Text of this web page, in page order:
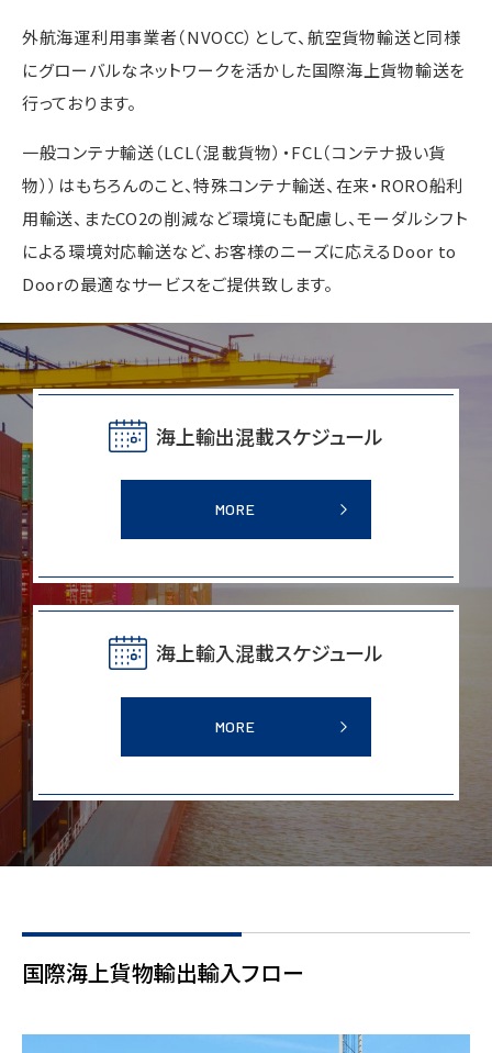
外航海運利用事業者（NVOCC）として、航空貨物輸送と同様
にグローバルなネットワークを活かした国際海上貨物輸送を
行っております。
一般コンテナ輸送（LCL（混載貨物）・FCL（コンテナ扱い貨
物））はもちろんのこと、特殊コンテナ輸送、在来・RORO船利
用輸送、またCO2の削減など環境にも配慮し、モーダルシフト
による環境対応輸送など、お客様のニーズに応えるDoor to
Doorの最適なサービスをご提供致します。
海上輸出混載スケジュール
MORE
海上輸入混載スケジュール
MORE
国際海上貨物輸出輸入フロー